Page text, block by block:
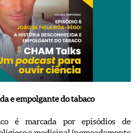
e empolgante do tabaco
é marcada por episódios de